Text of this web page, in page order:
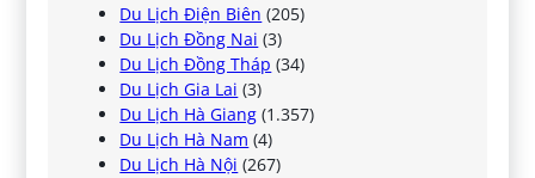
Du Lịch Điện Biên (205)
Du Lịch Đồng Nai (3)
Du Lịch Đồng Tháp (34)
Du Lịch Gia Lai (3)
Du Lịch Hà Giang (1.357)
Du Lịch Hà Nam (4)
Du Lịch Hà Nội (267)